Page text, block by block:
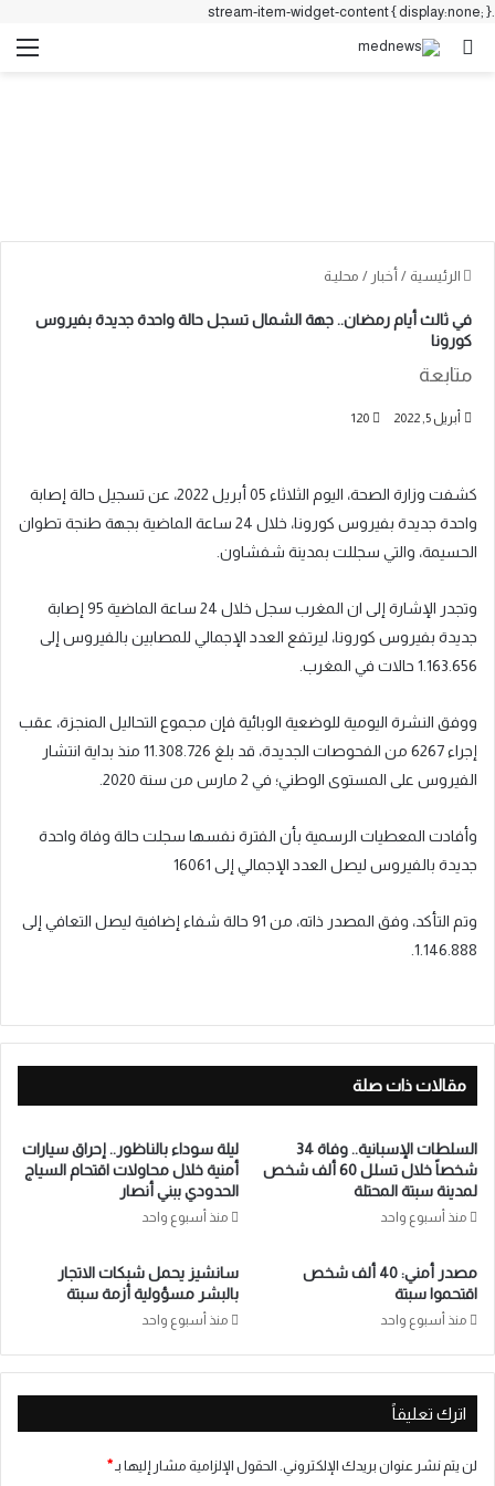
.stream-item-widget-content { display:none; }
بحث عن
الرئيسية / أخبار / محليـة
في ثالث أيام رمضان.. جهة الشمال تسجل حالة واحدة جديدة بفيروس
كورونا
متابعة
أبريل 5, 2022 120
كشفت وزارة الصحة، اليوم الثلاثاء 05 أبريل 2022، عن تسجيل حالة إصابة
واحدة جديدة بفيروس كورونا، خلال 24 ساعة الماضية بجهة طنجة تطوان
الحسيمة، والتي سجللت بمدينة شفشاون.
وتجدر الإشارة إلى ان المغرب سجل خلال 24 ساعة الماضية 95 إصابة
جديدة بفيروس كورونا، ليرتفع العدد الإجمالي للمصابين بالفيروس إلى
1.163.656 حالات في المغرب.
ووفق النشرة اليومية للوضعية الوبائية فإن مجموع التحاليل المنجزة، عقب
إجراء 6267 من الفحوصات الجديدة، قد بلغ 11.308.726 منذ بداية انتشار
الفيروس على المستوى الوطني؛ في 2 مارس من سنة 2020.
وأفادت المعطيات الرسمية بأن الفترة نفسها سجلت حالة وفاة واحدة
جديدة بالفيروس ليصل العدد الإجمالي إلى 16061
وتم التأكد، وفق المصدر ذاته، من 91 حالة شفاء إضافية ليصل التعافي إلى
1.146.888.
مقالات ذات صلة
السلطات الإسبانية.. وفاة 34
شخصاً خلال تسلل 60 ألف شخص
لمدينة سبتة المحتلة
منذ أسبوع واحد
ليلة سوداء بالناظور.. إحراق سيارات
أمنية خلال محاولات اقتحام السياج
الحدودي ببني أنصار
منذ أسبوع واحد
مصدر أمني: 40 ألف شخص
اقتحموا سبتة
منذ أسبوع واحد
سانشيز يحمل شبكات الاتجار
بالبشر مسؤولية أزمة سبتة
منذ أسبوع واحد
اترك تعليقاً
لن يتم نشر عنوان بريدك الإلكتروني. الحقول الإلزامية مشار إليها بـ*